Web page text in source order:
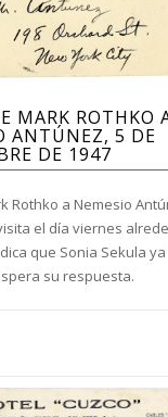
MARK ROTHKO
ANTÚNEZ, 5 DE
DE 1947
Rothko a Nemesio
el día viernes
que Sonia Sekula
su respuesta.